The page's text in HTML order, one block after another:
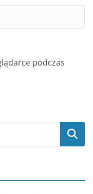
podczas
Szukaj